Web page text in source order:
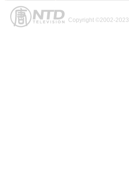
Copyright ©2002-2023